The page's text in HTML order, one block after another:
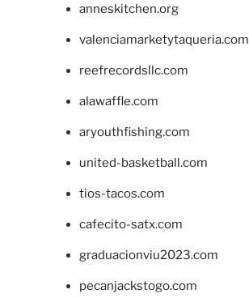
anneskitchen.org
valenciamarketytaqueria.com
reefrecordsllc.com
alawaffle.com
aryouthfishing.com
united-basketball.com
tios-tacos.com
cafecito-satx.com
graduacionviu2023.com
pecanjackstogo.com